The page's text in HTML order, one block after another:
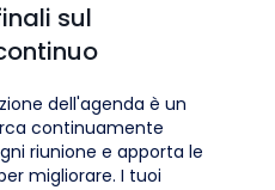
sul
dell'agenda è un
continuamente
riunione e apporta le
migliorare. I tuoi